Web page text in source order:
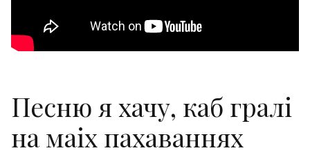
Песню я хачу, каб гралі
на маіх пахаваннях